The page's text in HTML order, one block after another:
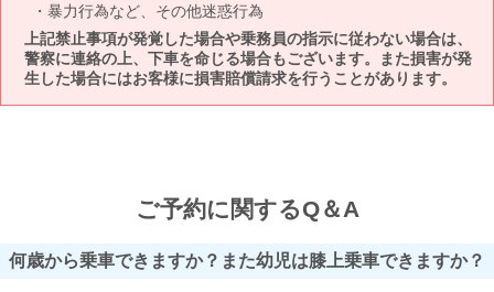
暴力行為など、その他迷惑行為
上記禁止事項が発覚した場合や乗務員の指示に従わない場合は、
警察に連絡の上、下車を命じる場合もございます。また損害が発
生した場合にはお客様に損害賠償請求を行うことがあります。
ご予約に関するQ＆A
何歳から乗車できますか？また幼児は膝上乗車できますか？